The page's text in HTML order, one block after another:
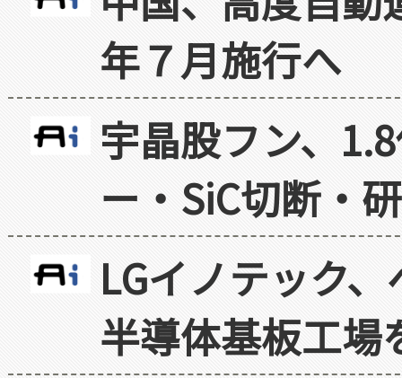
年７月施行へ
宇晶股フン、
ー・SiC切断・
LGイノテック
半導体基板工場